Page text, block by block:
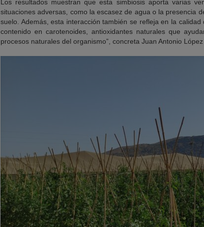
Los resultados muestran que esta simbiosis aporta varias
situaciones adversas, como la escasez de agua o la presencia
suelo. Además, esta interacción también se refleja en la
contenido en carotenoides, antioxidantes naturales que
procesos naturales del organismo”, concreta Juan Antonio López